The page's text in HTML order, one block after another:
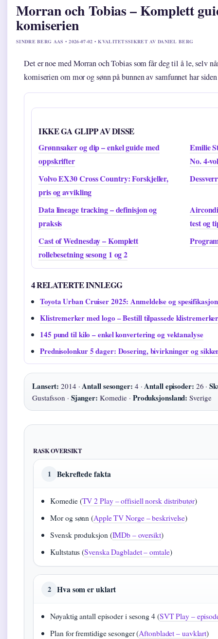
Morran och Tobias – Komplett
komiserien
SINDRE BERG AAS • 2026-07-02 • KVALITETSSIKRET AV DANIEL BERG
Det er noe med Morran och Tobias som får deg til å le, selv
komiserien om mor og sønn på bunnen av samfunnet har
IKKE GA GLIPP AV DISSE
Grønnsaker og dip – enkel guide med
oppskrifter
Emilie
No. 4-
Volvo EX30 Cross Country: Forskjeller,
pris og avvikling
Data lineage tracking – definisjon og
praksis
test og
Cast of Wednesday – Komplett
rollebesetning sesong 1 og 2
4 RELATERTE INNLEGG
Toyota Urban Cruiser 2025: Anmeldelse og
Klistremerker med logo – Bestill tilpassede
145 pund til kilo – enkel konvertering og vektanalyse
Prednisolonkur 5 dager: Dosering, bivirkninger og
Lansert: 2014 ·Antall sesonger: 4 ·Antall episoder: 26 ·
Gustafsson · Sjanger: Komedie · Produksjonsland: Sverige
RASK OVERSIKT
1 Bekreftede fakta
Komedie (TV 2 Play – offisiell norsk distributør)
Mor og sønn (Apple TV Norge – beskrivelse)
Svensk produksjon (IMDb – oversikt)
Kultstatus (Svenska Dagbladet – omtale)
2 Hva som er uklart
Nøyaktig antall episoder i sesong 4 (SVT Play –
Plan for fremtidige sesonger (Aftonbladet – uavklart)